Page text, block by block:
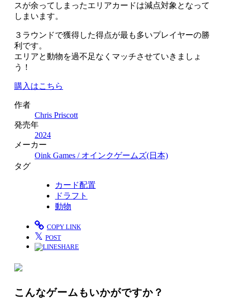
スが余ってしまったエリアカードは減点対象となって
しまいます。
３ラウンドで獲得した得点が最も多いプレイヤーの勝
利です。
エリアと動物を過不足なくマッチさせていきましょ
う！
購入はこちら
作者
Chris Priscott
発売年
2024
メーカー
Oink Games / オインクゲームズ(日本)
タグ
カード配置
ドラフト
動物
COPY LINK
𝕏 POST
SHARE
こんなゲームもいかがですか？